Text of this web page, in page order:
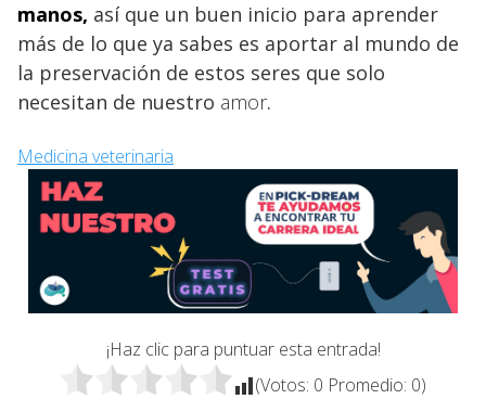
manos, así que un buen inicio para aprender
más de lo que ya sabes es aportar al mundo de
la preservación de estos seres que solo
necesitan de nuestro amor.
Medicina veterinaria
¡Haz clic para puntuar esta entrada!
(Votos: 0 Promedio: 0)